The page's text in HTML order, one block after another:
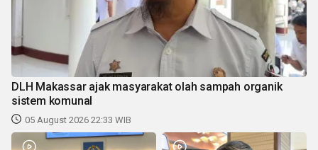
DLH Makassar ajak masyarakat olah sampah organik
sistem komunal
05 August 2026 22:33 WIB